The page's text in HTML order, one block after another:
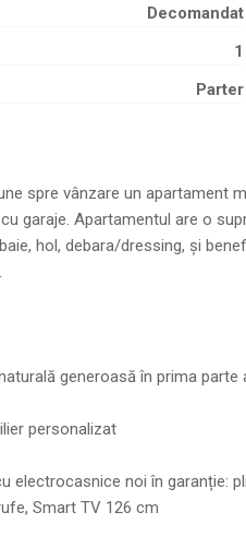
Decomandat
1
Parter
spre vânzare un apartament
garaje. Apartamentul are o
hol, debara/dressing, și
generoasă în prima parte
personalizat
electrocasnice noi în garanție:
Smart TV 126 cm